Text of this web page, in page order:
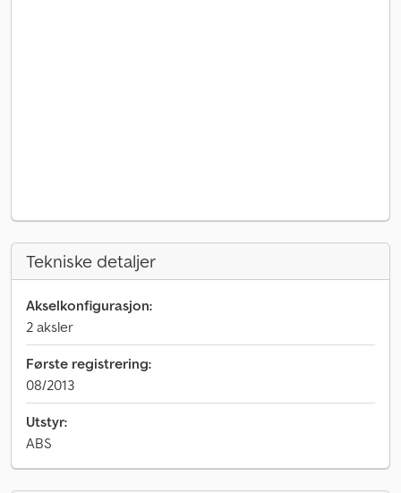
Tekniske detaljer
Akselkonfigurasjon:
2 aksler
Første registrering:
08/2013
Utstyr:
ABS